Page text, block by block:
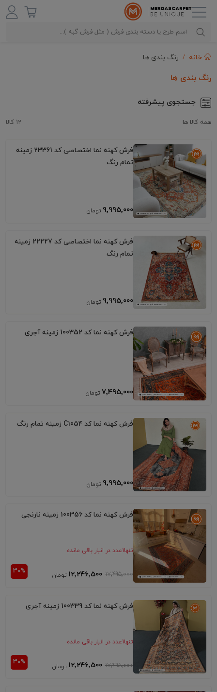
خانه رنگ بندی ها
رنگ بندی ها
جستجوی پیشرفته
همه کالا ها 12 کالا
فرش کهنه نما اختصاصی کد 23361 زمینه
تمام رنگ
9٬995٬000
فرش کهنه نما اختصاصی کد 22227 زمینه
تمام رنگ
9٬995٬000
فرش کهنه نما کد 100352 زمینه آجری
7٬495٬000
فرش کهنه نما کد C1054 زمینه تمام رنگ
9٬995٬000
فرش کهنه نما کد 100356 زمینه نارنجی
تنها1عدد در انبار باقی مانده
17٬495٬000 12٬246٬500
فرش کهنه نما کد 100339 زمینه آجری
تنها1عدد در انبار باقی مانده
17٬495٬000 12٬246٬500